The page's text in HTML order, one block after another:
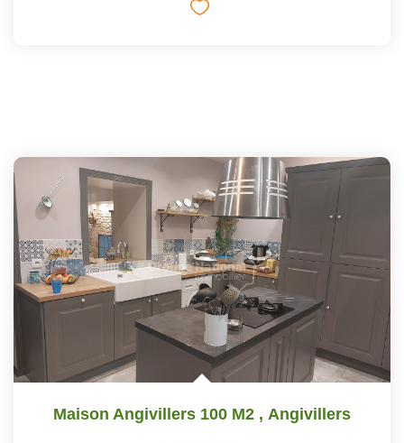
Maison Angivillers 100 M2 , Angivillers